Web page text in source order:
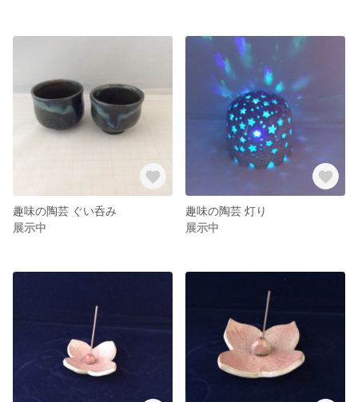
趣味の陶芸 ぐい呑み
展示中
趣味の陶芸 灯り
展示中